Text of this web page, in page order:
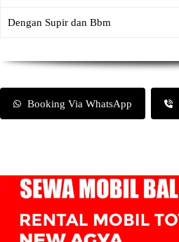
Dengan Supir dan Bbm
Booking Via WhatsApp